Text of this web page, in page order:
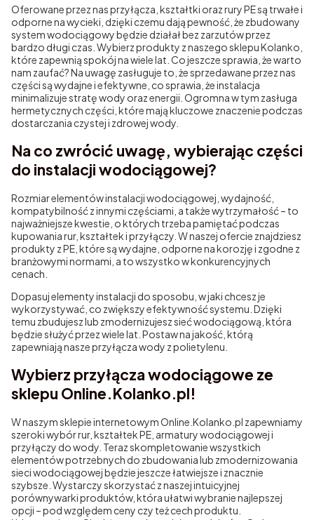
Oferowane przez nas przyłącza, kształtki oraz rury PE są trwałe i
odporne na wycieki, dzięki czemu dają pewność, że zbudowany
system wodociągowy będzie działał bez zarzutów przez
bardzo długi czas. Wybierz produkty z naszego sklepu Kolanko,
które zapewnią spokój na wiele lat. Co jeszcze sprawia, że warto
nam zaufać? Na uwagę zasługuje to, że sprzedawane przez nas
części są wydajne i efektywne, co sprawia, że instalacja
minimalizuje stratę wody oraz energii. Ogromna w tym zasługa
hermetycznych części, które mają kluczowe znaczenie podczas
dostarczania czystej i zdrowej wody.
Na co zwrócić uwagę, wybierając części
do instalacji wodociągowej?
Rozmiar elementów instalacji wodociągowej, wydajność,
kompatybilność z innymi częściami, a także wytrzymałość – to
najważniejsze kwestie, o których trzeba pamiętać podczas
kupowania rur, kształtek i przyłączy. W naszej ofercie znajdziesz
produkty z PE, które są wydajne, odporne na korozję i zgodne z
branżowymi normami, a to wszystko w konkurencyjnych
cenach.
Dopasuj elementy instalacji do sposobu, w jaki chcesz je
wykorzystywać, co zwiększy efektywność systemu. Dzięki
temu zbudujesz lub zmodernizujesz sieć wodociągową, która
będzie służyć przez wiele lat. Postaw na jakość, którą
zapewniają nasze przyłącza wody z polietylenu.
Wybierz przyłącza wodociągowe ze
sklepu Online.Kolanko.pl!
W naszym sklepie internetowym Online.Kolanko.pl zapewniamy
szeroki wybór rur, kształtek PE, armatury wodociągowej i
przyłączy do wody. Teraz skompletowanie wszystkich
elementów potrzebnych do zbudowania lub zmodernizowania
sieci wodociągowej będzie jeszcze łatwiejsze i znacznie
szybsze. Wystarczy skorzystać z naszej intuicyjnej
porównywarki produktów, która ułatwi wybranie najlepszej
opcji – pod względem ceny czy też cech produktu.